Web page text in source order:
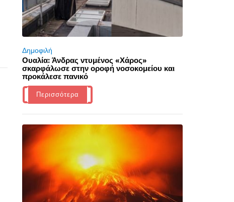
Δημοφιλή
Ουαλία: Άνδρας ντυμένος «Χάρος»
σκαρφάλωσε στην οροφή νοσοκομείου και
προκάλεσε πανικό
Περισσότερα